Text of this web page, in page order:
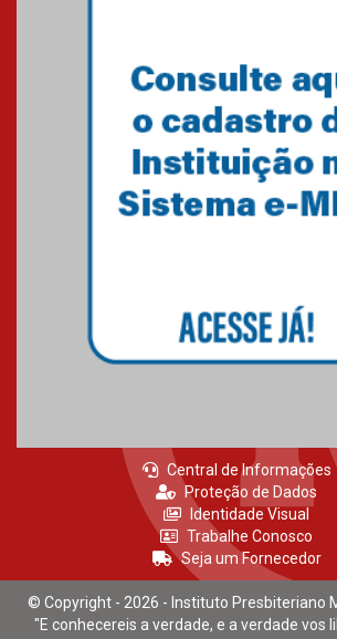
Central de Informações
Proteção de Dados
Identidade Visual
Trabalhe Conosco
Seja um Fornecedor
© Copyright - 2026 - Instituto Presbiteriano
"E conhecereis a verdade, e a verdade vos